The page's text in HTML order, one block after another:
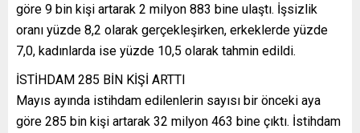
göre 9 bin kişi artarak 2 milyon 883 bine ulaştı. İşsizlik
oranı yüzde 8,2 olarak gerçekleşirken, erkeklerde yüzde
7,0, kadınlarda ise yüzde 10,5 olarak tahmin edildi.
İSTİHDAM 285 BİN KİŞİ ARTTI
Mayıs ayında istihdam edilenlerin sayısı bir önceki aya
göre 285 bin kişi artarak 32 milyon 463 bine çıktı. İstihdam